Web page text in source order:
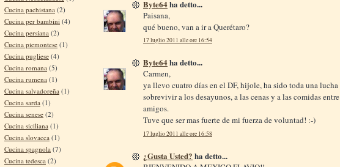
Cucina pachistana (2)
Cucina per bambini (4)
Cucina persiana (2)
Cucina piemontese (1)
Cucina pugliese (4)
Cucina romana (5)
Cucina rumena (1)
Cucina salvadoreña (1)
Cucina sarda (1)
Cucina senese (2)
Cucina siciliana (1)
Cucina slovacca (1)
Cucina spagnola (7)
Cucina tedesca (2)
Byte64ha detto...
Paisana,
qué bueno, van a ir a Querétaro?
17 luglio 2011 alle ore 16:54
Byte64ha detto...
Carmen,
ya llevo cuatro días en el DF, hijole, ha sido toda una lucha
sobrevivir a los desayunos, a las cenas y a las comidas entre
amigos.
Tuve que ser mas fuerte de mi fuerza de voluntad! :-)
17 luglio 2011 alle ore 16:58
¿Gusta Usted? ha detto...